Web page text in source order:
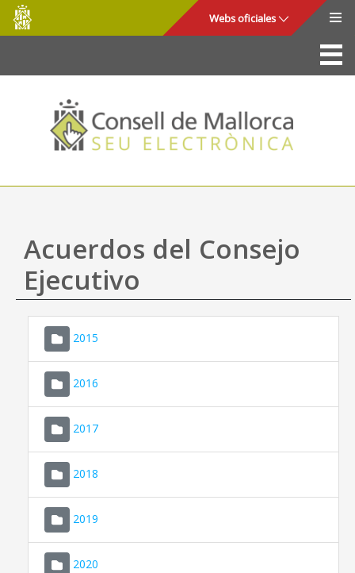
Saltar al contenido principal
Consell
de
Mallorca
Webs oficiales
La Sede
Consejo de Mallorca
Acceso y seguridad
Utilidades
Mapa web
Ayuda
Acuerdos del Consejo
Ejecutivo
2015
2016
2017
2018
2019
2020